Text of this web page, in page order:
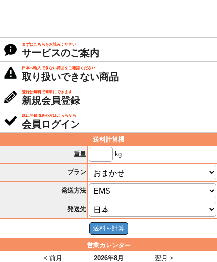
まずはこちらをお読みください
サービスのご案内
日本へ輸入できない商品をご確認ください
取り扱いできない商品
登録は無料で簡単にできます
新規会員登録
既に登録済みの方はこちらから
会員ログイン
送料計算機
重量
kg
プラン
発送方法
発送先
営業カレンダー
2026年8月
< 前月
翌月 >